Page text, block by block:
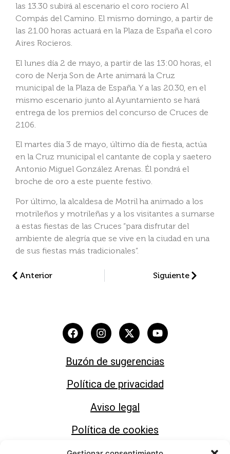
las 13.30 subirá al escenario el coro rociero Al
Compás del Camino. El mismo domingo, a partir de
las 21.00 horas actuará en la Plaza de España el coro
Aires Rocieros.
El lunes día 2 de mayo, a partir de las 13:00 horas, el
coro de Nerja Son de Arte animará la Cruz
municipal de la Plaza de España. Y a las 20.30, en el
mismo escenario junto al Ayuntamiento se hará
entrega de los premios del concurso de Cruces de
2106.
El martes día 3 de mayo, último día de fiesta, actúa
en la Cruz municipal el cantante de copla y saetero
Antonio Miguel González Arenas. Él pondrá el
broche de oro a este puente festivo.
Por último, la alcaldesa de Motril ha animado a los
motrileños y motrileñas y a los visitantes a sumarse
a estas fiestas de las Cruces “para disfrutar del
ambiente de alegría que se vive en la ciudad en una
de sus fiestas más tradicionales”.
Anterior Siguiente
Buzón de sugerencias
Política de privacidad
Aviso legal
Política de cookies